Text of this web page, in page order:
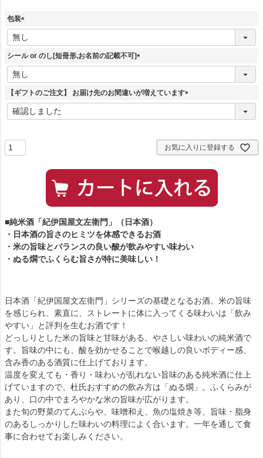
包装
(
必
須
シール or のし[短冊形,お名前の記載不可]
(
須
【ギフトのご注文】 お届け先のお間違いが増えています
(
お気に入りに登録する
■純米酒「紀伊国屋文左衛門」（日本酒）
・日本酒の旨さのヒミツを体感できるお酒
・米の旨味とバランスの良い酸が飲みやすい味わい
・ぬる燗でふくらむ旨さが特に美味しい！
日本酒「紀伊国屋文左衛門」シリーズの基礎となるお酒。米の旨味
を感じられ、素直に、ストレートに体に入ってくる味わいは「飲み
やすい」と評判を生むお酒です！
どっしりとした米の旨味と甘味がある、やさしい味わいの純米酒で
す。旨味の中にも、酸を効かせることで喉越しの良いボディー感、
含み香のある酒質に仕上げております。
温度を変えても・香り・味わいが乱れない旨味のある純米酒に仕上
げていますので、杜氏おすすめの飲み方は「ぬる燗」。ふくらみが
あり、口の中でまろやかな米の旨味が広がります。
また旬の野菜のてんぷらや、味噌和え、魚の塩焼き等、旨味・脂身
のあるしっかりした味わいの料理によく合います。一年を通して食
事に合わせてお楽しみください。